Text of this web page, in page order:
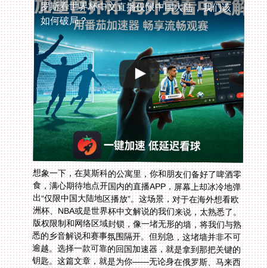
如何破局？
想象一下，在莫斯科的公寓里，你和朋友们备好了啤酒零
食，满心期待地点开国内的直播APP，屏幕上却冰冷地弹
出“仅限中国大陆地区播放”。这场景，对于在海外想看欧
洲杯、NBA或是世界杯中文解说的我们来说，太熟悉了。
版权限制和网络区域封锁，像一堵无形的墙，将我们与熟
悉的乡音解说和赛事氛围隔开。但别急，这堵墙并非不可
逾越。选择一款可靠的回国加速器，就是拿到那把关键的
钥匙。这篇文章，就是为你——无论身在俄罗斯、马来西
亚还是世界任何角落的留学生、工作者和华人——准备的
终极指南，告诉你如何顺畅回归国内的直播世界，不错过